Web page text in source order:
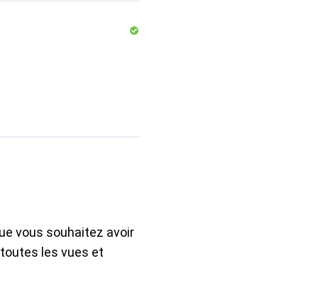
vous souhaitez avoir
les vues et